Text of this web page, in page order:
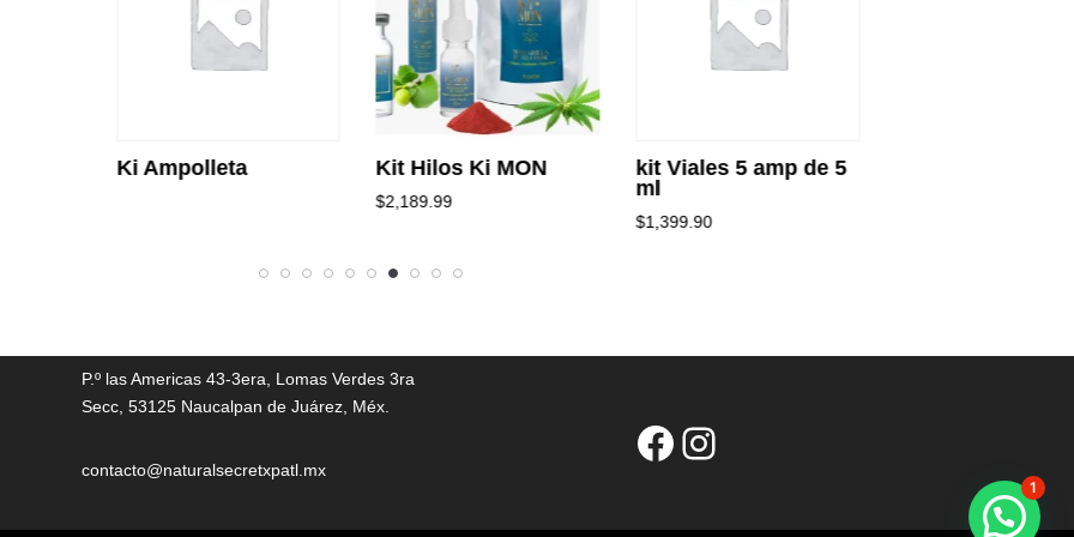
Ki Ampolleta Kit Hilos Ki MON
$2,189.99
kit Viales 5 amp de 5
ml
$1,399.90
P.º las Americas 43-3era, Lomas Verdes 3ra
Secc, 53125 Naucalpan de Juárez, Méx.
contacto@naturalsecretxpatl.mx
1